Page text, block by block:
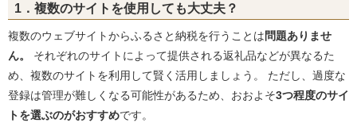
1．複数のサイトを使用しても大丈夫？
複数のウェブサイトからふるさと納税を行うことは問題ありませ
ん。
それぞれのサイトによって提供される返礼品などが異なるた
め、複数のサイトを利用して賢く活用しましょう。 ただし、過度な
登録は管理が難しくなる可能性があるため、おおよそ3つ程度のサイ
トを選ぶのがおすすめです。